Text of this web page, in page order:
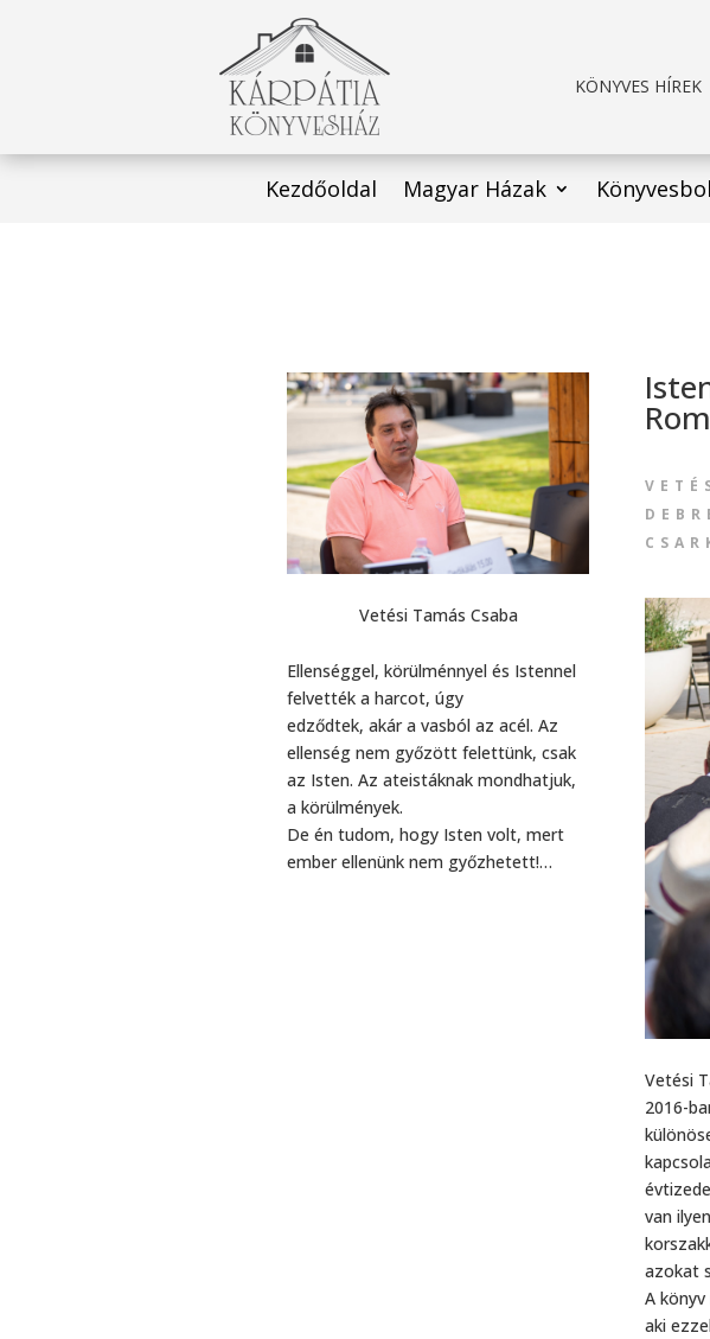
KÖNYVES HÍREK
Kezdőoldal Magyar Házak
Vetési Tamás Csaba
Ellenséggel, körülménnyel és Istennel
felvették a harcot, úgy
edződtek, akár a vasból az acél. Az
ellenség nem győzött felettünk, csak
az Isten. Az ateistáknak mondhatjuk,
a körülmények.
De én tudom, hogy Isten volt, mert
ember ellenünk nem győzhetett!…
Vetési
2016-
van
azokat
A
aki